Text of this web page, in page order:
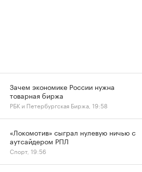
Зачем экономике России нужна
товарная биржа
РБК и Петербургская Биржа, 19:58
«Локомотив» сыграл нулевую ничью с
аутсайдером РПЛ
Спорт, 19:56